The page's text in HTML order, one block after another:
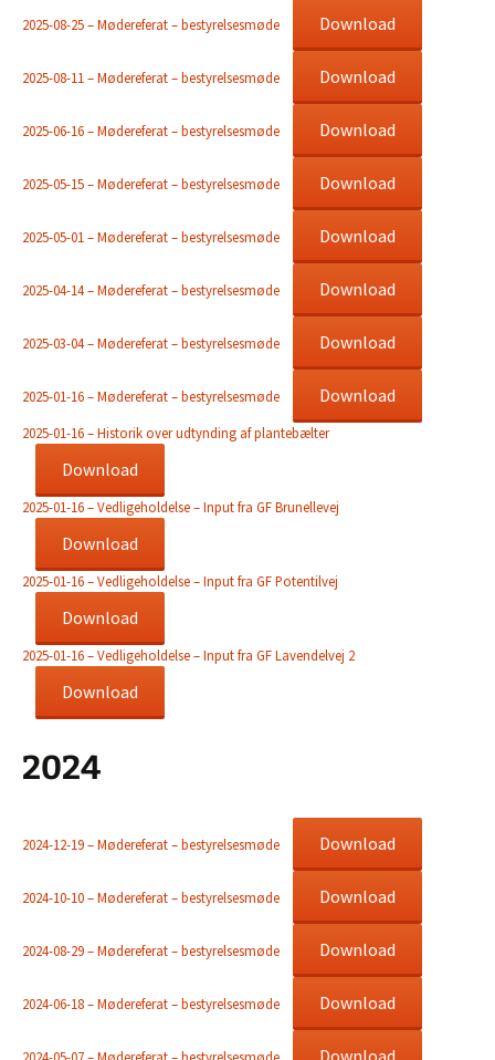
2025-08-25 – Mødereferat – bestyrelsesmøde Download
2025-08-11 – Mødereferat – bestyrelsesmøde Download
2025-06-16 – Mødereferat – bestyrelsesmøde Download
2025-05-15 – Mødereferat – bestyrelsesmøde Download
2025-05-01 – Mødereferat – bestyrelsesmøde Download
2025-04-14 – Mødereferat – bestyrelsesmøde Download
2025-03-04 – Mødereferat – bestyrelsesmøde Download
2025-01-16 – Mødereferat – bestyrelsesmøde Download
2025-01-16 – Historik over udtynding af plantebælter
Download
2025-01-16 – Vedligeholdelse – Input fra GF Brunellevej
Download
2025-01-16 – Vedligeholdelse – Input fra GF Potentilvej
Download
2025-01-16 – Vedligeholdelse – Input fra GF Lavendelvej 2
Download
2024
2024-12-19 – Mødereferat – bestyrelsesmøde Download
2024-10-10 – Mødereferat – bestyrelsesmøde Download
2024-08-29 – Mødereferat – bestyrelsesmøde Download
2024-06-18 – Mødereferat – bestyrelsesmøde Download
Download